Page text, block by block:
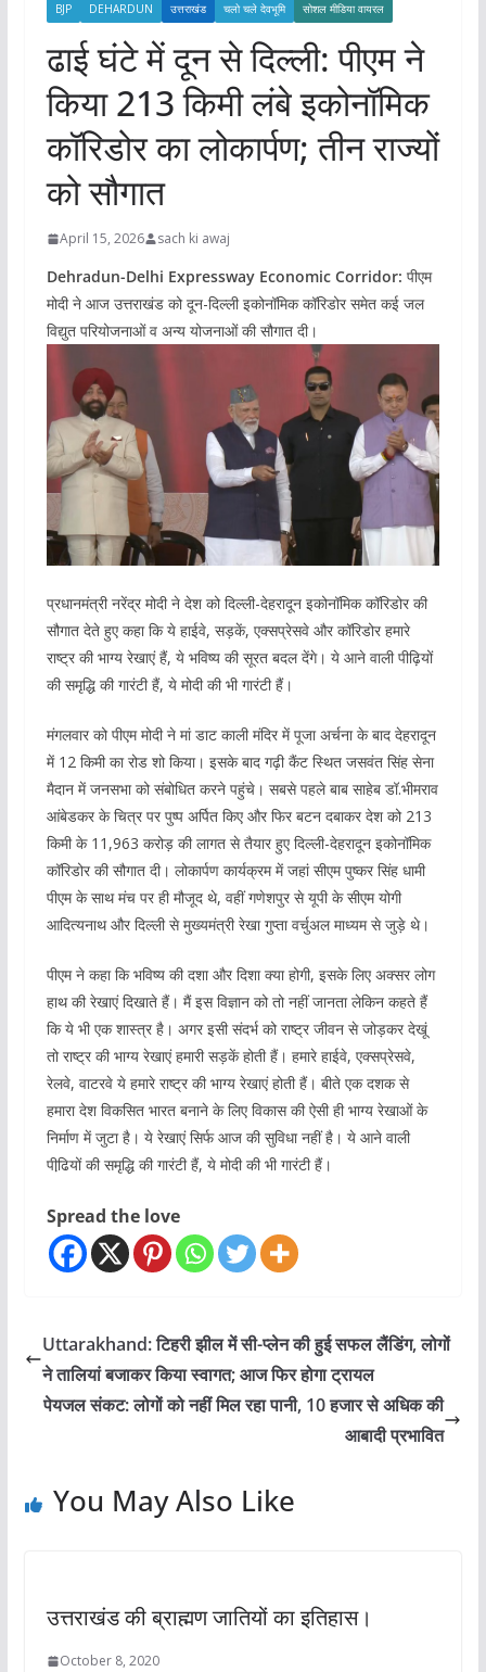
BJP DEHARDUN उत्तराखंड चलो चले देवभूमि सोशल मीडिया वायरल
ढाई घंटे में दून से दिल्ली: पीएम ने
किया 213 किमी लंबे इकोनॉमिक
कॉरिडोर का लोकार्पण; तीन राज्यों
को सौगात
April 15, 2026 sach ki awaj
Dehradun-Delhi Expressway Economic Corridor: पीएम
मोदी ने आज उत्तराखंड को दून-दिल्ली इकोनॉमिक कॉरिडोर समेत कई जल
विद्युत परियोजनाओं व अन्य योजनाओं की सौगात दी।
प्रधानमंत्री नरेंद्र मोदी ने देश को दिल्ली-देहरादून इकोनॉमिक कॉरिडोर की
सौगात देते हुए कहा कि ये हाईवे, सड़कें, एक्सप्रेसवे और कॉरिडोर हमारे
राष्ट्र की भाग्य रेखाएं हैं, ये भविष्य की सूरत बदल देंगे। ये आने वाली पीढ़ियों
की समृद्धि की गारंटी हैं, ये मोदी की भी गारंटी हैं।
मंगलवार को पीएम मोदी ने मां डाट काली मंदिर में पूजा अर्चना के बाद देहरादून
में 12 किमी का रोड शो किया। इसके बाद गढ़ी कैंट स्थित जसवंत सिंह सेना
मैदान में जनसभा को संबोधित करने पहुंचे। सबसे पहले बाब साहेब डॉ.भीमराव
आंबेडकर के चित्र पर पुष्प अर्पित किए और फिर बटन दबाकर देश को 213
किमी के 11,963 करोड़ की लागत से तैयार हुए दिल्ली-देहरादून इकोनॉमिक
कॉरिडोर की सौगात दी। लोकार्पण कार्यक्रम में जहां सीएम पुष्कर सिंह धामी
पीएम के साथ मंच पर ही मौजूद थे, वहीं गणेशपुर से यूपी के सीएम योगी
आदित्यनाथ और दिल्ली से मुख्यमंत्री रेखा गुप्ता वर्चुअल माध्यम से जुड़े थे।
पीएम ने कहा कि भविष्य की दशा और दिशा क्या होगी, इसके लिए अक्सर लोग
हाथ की रेखाएं दिखाते हैं। मैं इस विज्ञान को तो नहीं जानता लेकिन कहते हैं
कि ये भी एक शास्त्र है। अगर इसी संदर्भ को राष्ट्र जीवन से जोड़कर देखूं
तो राष्ट्र की भाग्य रेखाएं हमारी सड़कें होती हैं। हमारे हाईवे, एक्सप्रेसवे,
रेलवे, वाटरवे ये हमारे राष्ट्र की भाग्य रेखाएं होती हैं। बीते एक दशक से
हमारा देश विकसित भारत बनाने के लिए विकास की ऐसी ही भाग्य रेखाओं के
निर्माण में जुटा है। ये रेखाएं सिर्फ आज की सुविधा नहीं है। ये आने वाली
पीढि़यों की समृद्धि की गारंटी हैं, ये मोदी की भी गारंटी हैं।
Spread the love
Uttarakhand: टिहरी झील में सी-प्लेन की हुई सफल लैंडिंग, लोगों
ने तालियां बजाकर किया स्वागत; आज फिर होगा ट्रायल
पेयजल संकट: लोगों को नहीं मिल रहा पानी, 10 हजार से अधिक की
आबादी प्रभावित
You May Also Like
उत्तराखंड की ब्राह्मण जातियों का इतिहास।
October 8, 2020